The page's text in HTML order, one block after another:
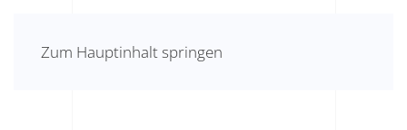
Zum Hauptinhalt springen